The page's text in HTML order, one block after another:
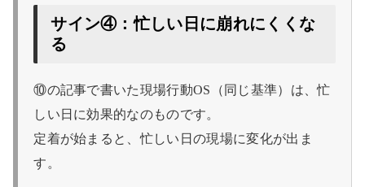
サイン④：忙しい日に崩れにくくな
る
⑩の記事で書いた現場行動OS（同じ基準）は、忙
しい日に効果的なのものです。
定着が始まると、忙しい日の現場に変化が出ま
す。